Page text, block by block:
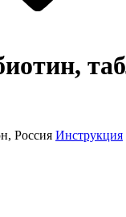
Россия Инструкция